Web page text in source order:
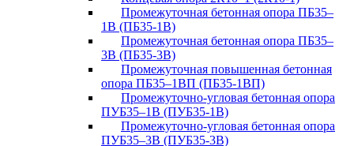
Промежуточная бетонная опора ПБ35–
1В (ПБ35-1В)
Промежуточная бетонная опора ПБ35–
3В (ПБ35-3В)
Промежуточная повышенная бетонная
опора ПБ35–1ВП (ПБ35-1ВП)
Промежуточно-угловая бетонная опора
ПУБ35–1В (ПУБ35-1В)
Промежуточно-угловая бетонная опора
ПУБ35–3В (ПУБ35-3В)